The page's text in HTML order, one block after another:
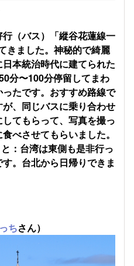
（バス）「縱谷花蓮線一
きました。神秘的で綺麗
本統治時代に建てられた
分〜100分停留してまわ
たです。おすすめ路線で
、同じバスに乗り合わせ
てもらって、写真を撮っ
べさせてもらいました。
：台湾は東側も是非行っ
。台北から日帰りできま
ちさん）